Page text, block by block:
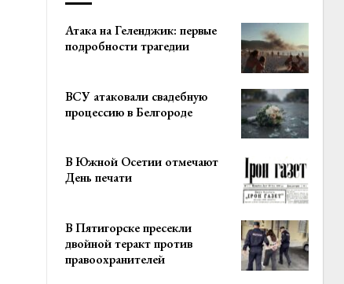
Атака на Геленджик: первые
подробности трагедии
ВСУ атаковали свадебную
процессию в Белгороде
В Южной Осетии отмечают
День печати
В Пятигорске пресекли
двойной теракт против
правоохранителей